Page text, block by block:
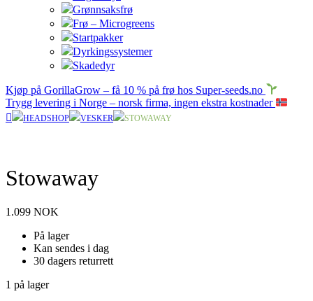
Grønnsaksfrø
Frø – Microgreens
Startpakker
Dyrkingssystemer
Skadedyr
Kjøp på GorillaGrow – få 10 % på frø hos Super-seeds.no
Trygg levering i Norge – norsk firma, ingen ekstra kostnader
HEADSHOP VESKER STOWAWAY
Stowaway
1.099 NOK
På lager
Kan sendes i dag
30 dagers returrett
1 på lager